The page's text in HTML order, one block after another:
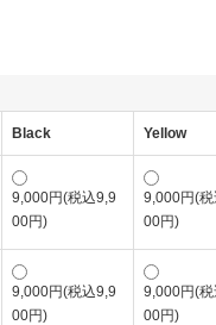
Black Yellow
9,000円(税込9,9
00円)
9,000円(税
00円)
9,000円(税込9,9
00円)
9,000円(税
00円)